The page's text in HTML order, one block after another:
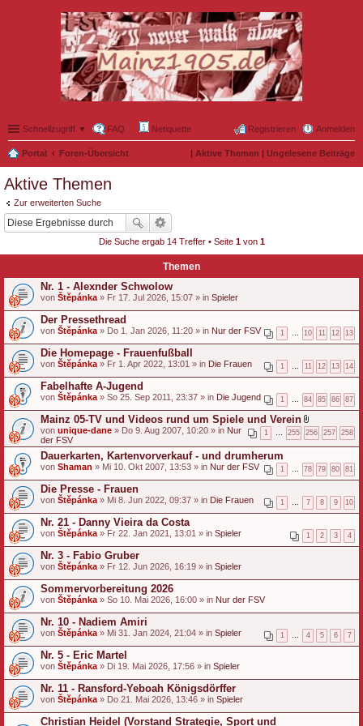
Schnellzugriff ▼ FAQ Netiquette Anmelden
Registrieren
Portal Foren-Übersicht | Aktive Themen | Ungelesene Beiträge
Aktive Themen
Zur erweiterten Suche
Die Suche ergab 14 Treffer • Seite 1von 1
Themen
Nr. 1 - Alexnder Schwolow
von Štěpánka » Fr 17. Jul 2026, 15:07 » in Spieler
Der Pressethread
1 10 11 12 13
von Štěpánka » Do 1. Jan 2026, 11:20 » in Nur der FSV
Die Homepage - Frauenfußball
1 11 12 13 14
von Štěpánka » Fr 1. Apr 2022, 13:01 » in Die Frauen
Fabelhafte A-Jugend
1 84 85 86 87
von Štěpánka » So 25. Sep 2011, 23:37 » in Die Jugend
Mainz 05-TV und Videos rund um Spiele und Verein
D
a
t
i
a
h
n
1 255 256 257 258
von unique-dane » Do 9. Aug 2007, 10:20 » in Nur
der FSV
Dauerkarten, Kartenvorverkauf - und drumherum
1 78 79 80 81
von Shaman » Mi 10. Okt 2007, 13:53 » in Nur der FSV
Die Presse - Frauen
1 7 8 9 10
von Štěpánka » Mi 8. Jun 2022, 09:37 » in Die Frauen
Nr. 21 - Danny Vieira da Costa
1 2 3 4
von Štěpánka » Fr 22. Jan 2021, 13:01 » in Spieler
Nr. 3 - Fabio Gruber
von Štěpánka » Fr 12. Jun 2026, 16:19 » in Spieler
Sommervorbereitung 2026
von Štěpánka » So 10. Mai 2026, 16:00 » in Nur der FSV
Nr. 10 - Nadiem Amiri
1 4 5 6 7
von Štěpánka » Mi 31. Jan 2024, 21:04 » in Spieler
Nr. 5 - Eric Martel
von Štěpánka » Di 19. Mai 2026, 17:56 » in Spieler
Nr. 11 - Ransford-Yeboah Königsdörffer
von Štěpánka » Do 21. Mai 2026, 13:46 » in Spieler
Christian Heidel (Vorstand Strategie, Sport und